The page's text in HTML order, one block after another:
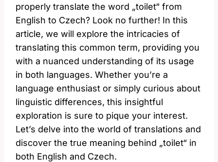
properly translate the word „toilet“ from
English to Czech? Look no further! In this
article, we will explore the intricacies of
translating this common term, providing you
with a nuanced understanding of its usage
in both languages. Whether you’re a
language enthusiast or simply curious about
linguistic differences, this insightful
exploration is sure to pique your interest.
Let’s delve into the world of translations and
discover the true meaning behind „toilet“ in
both English and Czech.